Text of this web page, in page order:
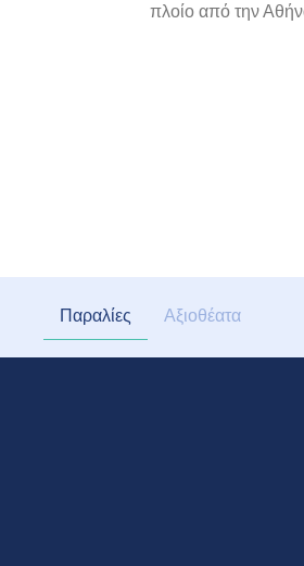
πλοίο από την
Παραλίες Αξιοθέατα